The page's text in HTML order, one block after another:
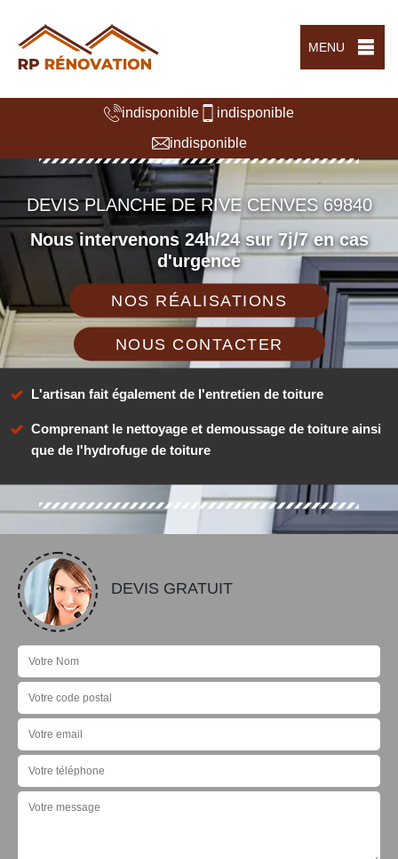
MENU
indisponible
indisponible
indisponible
DEVIS PLANCHE DE RIVE CENVES 69840
Nous intervenons 24h/24 sur 7j/7 en cas
d'urgence
NOS RÉALISATIONS
NOUS CONTACTER
L'artisan fait également de l'entretien de toiture
Comprenant le nettoyage et demoussage de toiture ainsi
que de l'hydrofuge de toiture
DEVIS GRATUIT